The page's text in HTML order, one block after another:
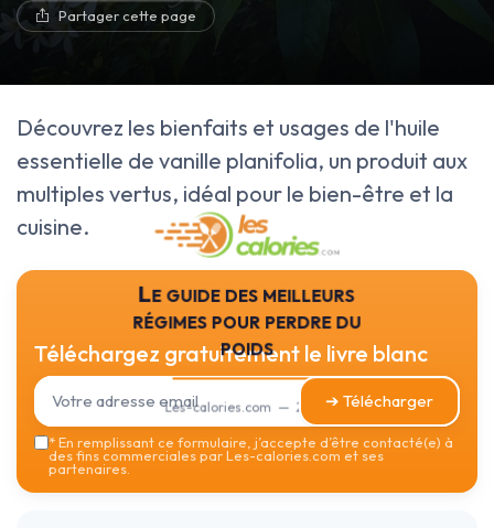
Partager cette page
Découvrez les bienfaits et usages de l'huile
essentielle de vanille planifolia, un produit aux
multiples vertus, idéal pour le bien-être et la
cuisine.
Le guide des meilleurs
régimes pour perdre du
poids
Les-calories.com — 2026
Téléchargez gratuitement le livre blanc
➔ Télécharger
*En remplissant ce formulaire, j’accepte d’être contacté(e) à
des fins commerciales par Les-calories.com et ses
partenaires.